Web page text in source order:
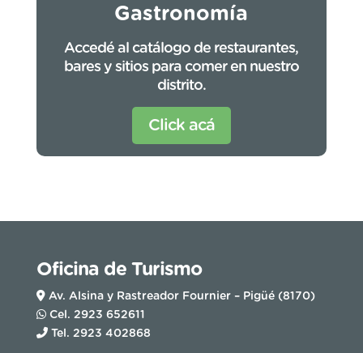
Gastronomía
Accedé al catálogo de restaurantes,
bares y sitios para comer en nuestro
distrito.
Click acá
Oficina de Turismo
Av. Alsina y Rastreador Fournier – Pigüé (8170)
Cel. 2923 652611
Tel. 2923 402868